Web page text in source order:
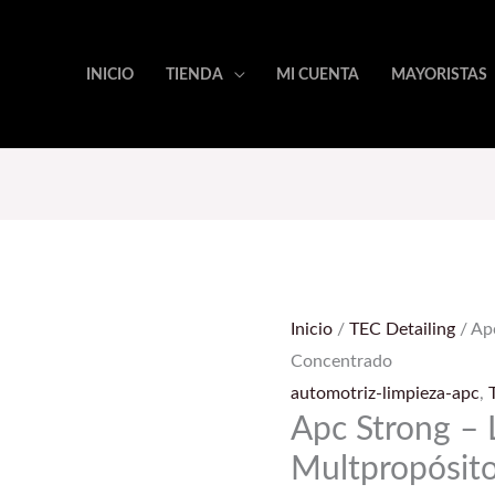
INICIO TIENDA MI CUENTA MAYORISTAS
Inicio /TEC Detailing /
Concentrado
automotriz-limpieza-apc,
Apc Strong –
Limpiador
Multpropósito
Concentrado
cantidad